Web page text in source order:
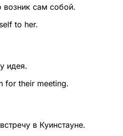
возник сам собой.
to her.
идея.
for their meeting.
в Куинстауне.